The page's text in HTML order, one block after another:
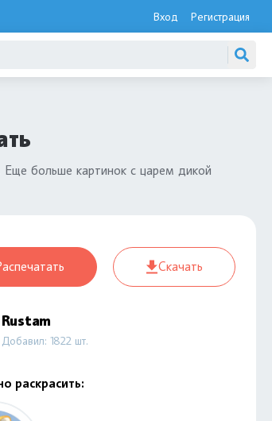
Вход Регистрация
больше картинок с царем дикой
Скачать
Rustam
Добавил: 1822 шт.
раскрасить: